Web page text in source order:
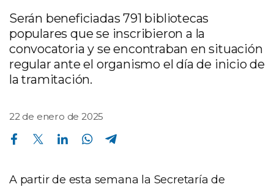
Serán beneficiadas 791 bibliotecas
populares que se inscribieron a la
convocatoria y se encontraban en situación
regular ante el organismo el día de inicio de
la tramitación.
22 de enero de 2025
Compartir en Facebook Compartir en Twitter Compartir en Linkedin Compartir en Whatsapp
A partir de esta semana la Secretaría de